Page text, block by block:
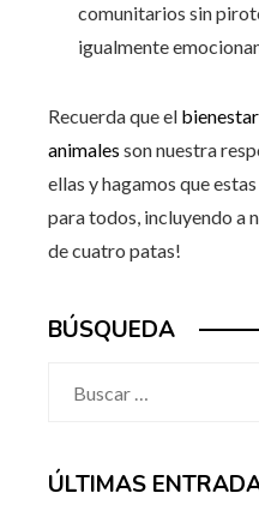
comunitarios sin
igualmente
Recuerda que el
animales son nuestra
ellas y hagamos que
para todos, incluyendo a
de cuatro patas!
BÚSQUEDA
ÚLTIMAS